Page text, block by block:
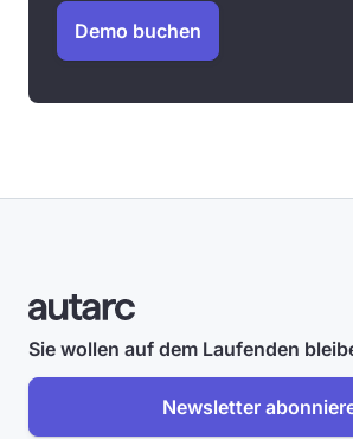
Demo buchen
Sie wollen auf dem Laufenden
Newsletter